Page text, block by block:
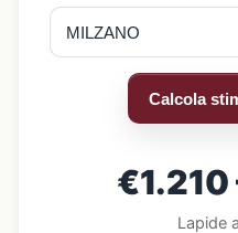
Calcola
€1.210
Lapide